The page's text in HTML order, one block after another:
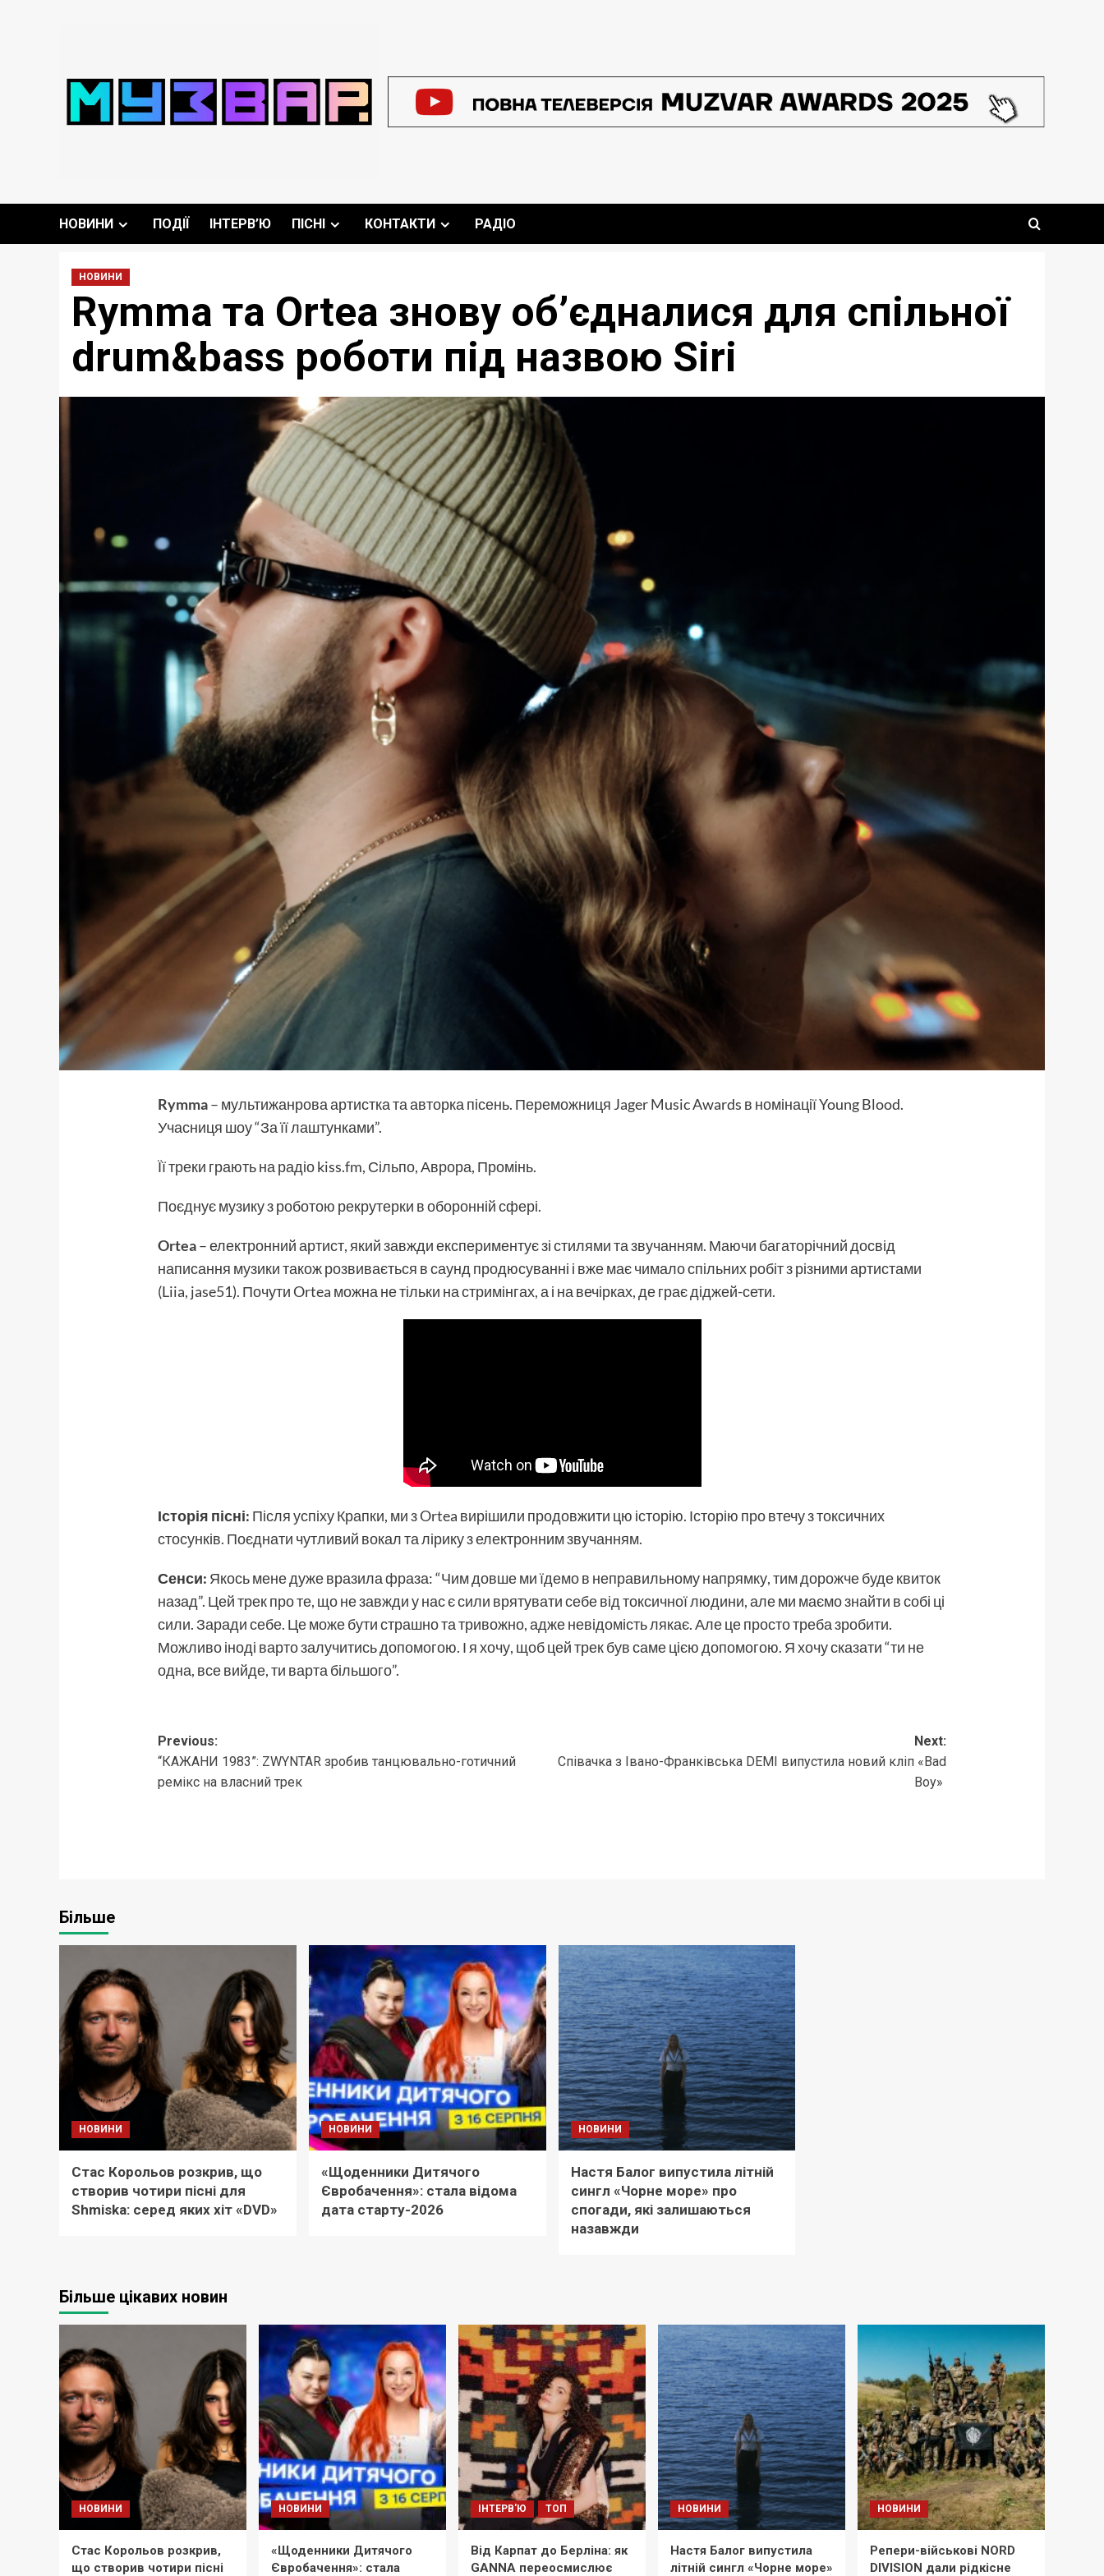
НОВИНИ ПОДІЇ ІНТЕРВ’Ю ПІСНІ КОНТАКТИ РАДІО
НОВИНИ
Rymma та Ortea знову об’єдналися для спільної
drum&bass роботи під назвою Siri
Rymma– мультижанрова артистка та авторка пісень. Переможниця Jager Music Awards в номінації Young Blood.
Учасниця шоу “За її лаштунками”.
Її треки грають на радіо kiss.fm, Сільпо, Аврора, Промінь.
Поєднує музику з роботою рекрутерки в оборонній сфері.
Ortea– електронний артист, який завжди експериментує зі стилями та звучанням. Маючи багаторічний досвід
написання музики також розвивається в саунд продюсуванні і вже має чимало спільних робіт з різними артистами
(Liia, jase51). Почути Ortea можна не тільки на стримінгах, а і на вечірках, де грає діджей-сети.
Історія пісні: Після успіху Крапки, ми з Ortea вирішили продовжити цю історію. Історію про втечу з токсичних
стосунків. Поєднати чутливий вокал та лірику з електронним звучанням.
Сенси: Якось мене дуже вразила фраза: “Чим довше ми їдемо в неправильному напрямку, тим дорожче буде квиток
назад”. Цей трек про те, що не завжди у нас є сили врятувати себе від токсичної людини, але ми маємо знайти в собі ці
сили. Заради себе. Це може бути страшно та тривожно, адже невідомість лякає. Але це просто треба зробити.
Можливо іноді варто залучитись допомогою. І я хочу, щоб цей трек був саме цією допомогою. Я хочу сказати “ти не
одна, все вийде, ти варта більшого”.
Post
navigation
Previous:
“КАЖАНИ 1983”: ZWYNTAR зробив танцювально-готичний
ремікс на власний трек
Next:
Співачка з Івано-Франківська DEMI випустила новий кліп «Bad
Boy»
Більше
НОВИНИ
Стас Корольов розкрив, що
створив чотири пісні для
Shmiska: серед яких хіт «DVD»
НОВИНИ
«Щоденники Дитячого
Євробачення»: стала відома
дата старту-2026
НОВИНИ
Настя Балог випустила літній
сингл «Чорне море» про
спогади, які залишаються
назавжди
Більше цікавих новин
НОВИНИ
Стас Корольов розкрив,
що створив чотири пісні
НОВИНИ
«Щоденники Дитячого
Євробачення»: стала
ІНТЕРВ'Ю ТОП
Від Карпат до Берліна: як
GANNA переосмислює
НОВИНИ
Настя Балог випустила
літній сингл «Чорне море»
НОВИНИ
Репери-військові NORD
DIVISION дали рідкісне